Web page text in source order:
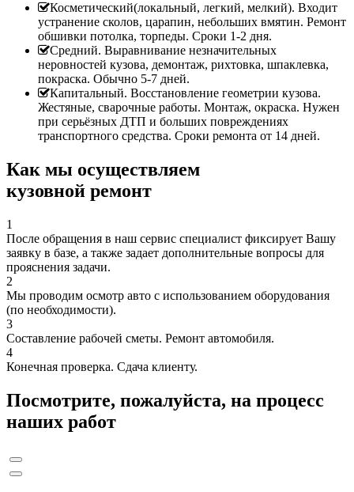
Косметический(локальный, легкий, мелкий). Входит
устранение сколов, царапин, небольших вмятин. Ремонт
обшивки потолка, торпеды. Сроки 1-2 дня.
Средний. Выравнивание незначительных
неровностей кузова, демонтаж, рихтовка, шпаклевка,
покраска. Обычно 5-7 дней.
Капитальный. Восстановление геометрии кузова.
Жестяные, сварочные работы. Монтаж, окраска. Нужен
при серьёзных ДТП и больших повреждениях
транспортного средства. Сроки ремонта от 14 дней.
Как мы осуществляем
кузовной ремонт
1
После обращения в наш сервис специалист фиксирует Вашу
заявку в базе, а также задает дополнительные вопросы для
прояснения задачи.
2
Мы проводим осмотр авто с использованием оборудования
(по необходимости).
3
Составление рабочей сметы. Ремонт автомобиля.
4
Конечная проверка. Сдача клиенту.
Посмотрите, пожалуйста, на процесс
наших работ